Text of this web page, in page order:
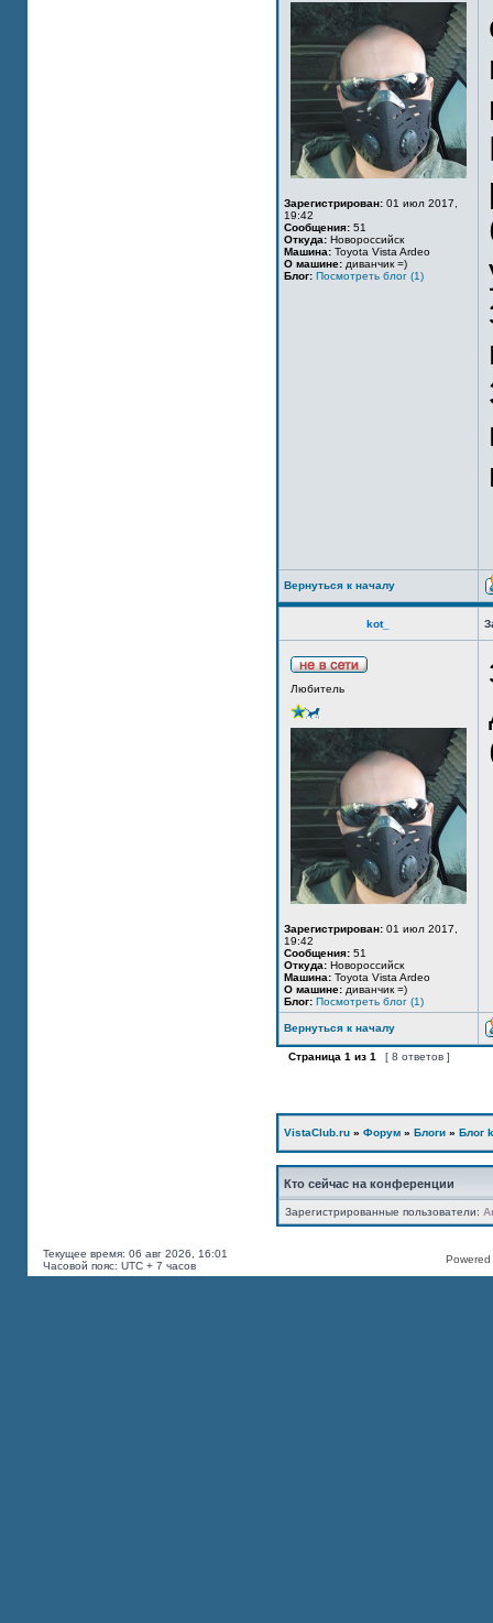
Зарегистрирован: 01 июл 2017,
19:42
Сообщения: 51
Откуда: Новороссийск
Машина: Toyota Vista Ardeo
О машине: диванчик =)
Блог: Посмотреть блог (1)
Вернуться к началу
kot_
Любитель
Зарегистрирован: 01 июл 2017,
19:42
Сообщения: 51
Откуда: Новороссийск
Машина: Toyota Vista Ardeo
О машине: диванчик =)
Блог: Посмотреть блог (1)
Вернуться к началу
Страница 1 из 1 [ 8 ответов ]
VistaClub.ru » Форум » Блоги » Блог
Кто сейчас на конференции
Зарегистрированные пользователи:
Текущее время: 06 авг 2026, 16:01
Часовой пояс: UTC + 7 часов